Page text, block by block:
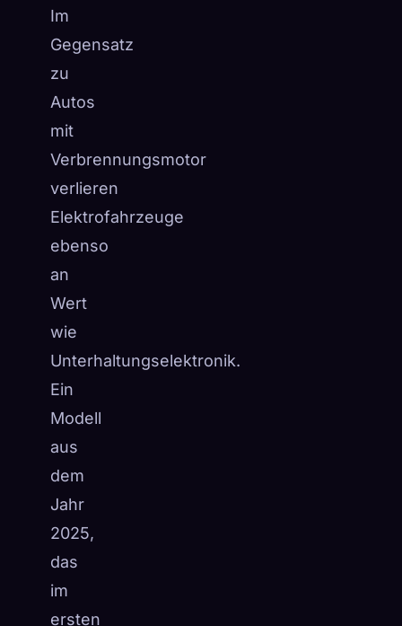
Im
Gegensatz
zu
Autos
mit
Verbrennungsmotor
verlieren
Elektrofahrzeuge
ebenso
an
Wert
wie
Unterhaltungselektronik.
Ein
Modell
aus
dem
Jahr
2025,
das
im
ersten